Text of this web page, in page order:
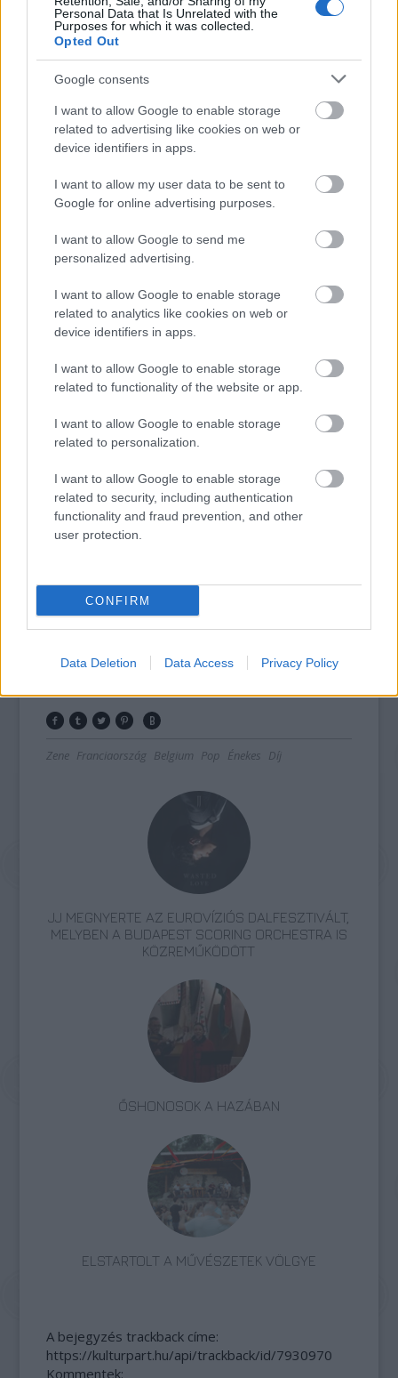
Personal Data that Is Unrelated with the
Purposes for which it was collected.
Opted Out
Google consents
I want to allow Google to enable storage
related to advertising like cookies on web or
device identifiers in apps.
I want to allow my user data to be sent to
Google for online advertising purposes.
I want to allow Google to send me
personalized advertising.
I want to allow Google to enable storage
related to analytics like cookies on web or
device identifiers in apps.
I want to allow Google to enable storage
related to functionality of the website or app.
I want to allow Google to enable storage
related to personalization.
I want to allow Google to enable storage
related to security, including authentication
functionality and fraud prevention, and other
user protection.
CONFIRM
Data Deletion Data Access Privacy Policy
év) című számáért. A rocksztár nem volt jelen
a díjkiosztón, de a Twitteren azonnal reagált.
"Hú! Köszönet mindenkinek a szeretetért,
amelyben évek óta részesítenek. A
közönségem nélkül nem tartanék itt" - írta.
A Phoenix nevű csapat kapta az év legjobb
rocklemezéért járó díjatBankrupt! című
albumáért. Salvatore Adamo életműdíjat
vehetett át ötvenéves pályafutásáért. A
és Mantre Gims viszont üres kézzel volt
kénytelen távozni.
Forrás:MTI
Zene Franciaország Belgium Pop Énekes Díj
JJ MEGNYERTE AZ EUROVÍZIÓS DALFESZTIVÁLT,
MELYBEN A BUDAPEST SCORING ORCHESTRA IS
KÖZREMŰKÖDÖTT
ŐSHONOSOK A HAZÁBAN
ELSTARTOLT A MŰVÉSZETEK VÖLGYE
A bejegyzés trackback címe:
https://kulturpart.hu/api/trackback/id/7930970
Kommentek: